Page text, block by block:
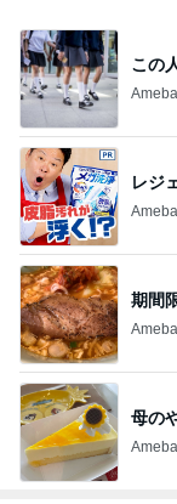
この
レジ
期間
母の